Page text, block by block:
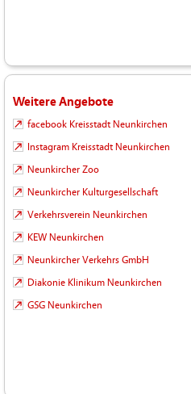
Weitere Angebote
facebook Kreisstadt Neunkirchen
Instagram Kreisstadt Neunkirchen
Neunkircher Zoo
Neunkircher Kulturgesellschaft
Verkehrsverein Neunkirchen
KEW Neunkirchen
Neunkircher Verkehrs GmbH
Diakonie Klinikum Neunkirchen
GSG Neunkirchen